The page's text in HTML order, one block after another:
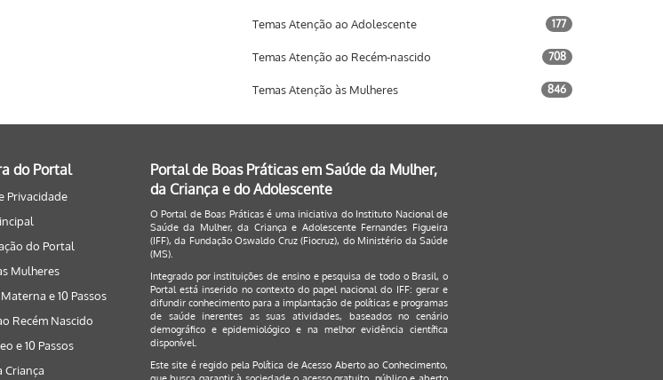
Temas Atenção ao Adolescente 177
Temas Atenção ao Recém-nascido 708
Temas Atenção às Mulheres 846
do Portal
Privacidade
do Portal
Mulheres
e 10 Passos
Recém Nascido
e 10 Passos
Criança
Portal de Boas Práticas em Saúde da Mulher,
da Criança e do Adolescente
O Portal de Boas Práticas é uma iniciativa do Instituto Nacional de
Saúde da Mulher, da Criança e Adolescente Fernandes Figueira
(IFF), da Fundação Oswaldo Cruz (Fiocruz), do Ministério da Saúde
(MS).
Integrado por instituições de ensino e pesquisa de todo o Brasil, o
Portal está inserido no contexto do papel nacional do IFF: gerar e
difundir conhecimento para a implantação de políticas e programas
de saúde inerentes as suas atividades, baseados no cenário
demográfico e epidemiológico e na melhor evidência científica
disponível.
Este site é regido pelaPolítica de Acesso Aberto ao Conhecimento,